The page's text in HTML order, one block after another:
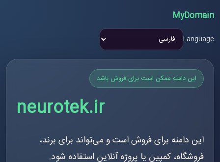
MyDomain
Language
این دامنه ممکن است برای فروش باشد
neurotek.ir
این دامنه برای فروش است و می‌تواند برای برند،
فروشگاه، کمپین یا پروژه آنلاین استفاده شود.